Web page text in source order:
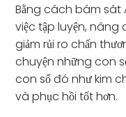
Bằng cách bám sát
việc tập luyện,
giảm rủi ro chấn
chuyện những con
con số đó như kim
và phục hồi tốt hơn.